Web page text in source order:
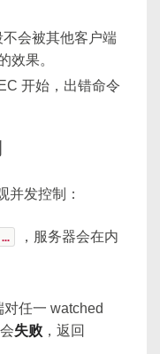
会被其他客户端
效果。
开始，出错命令
并发控制：
，服务器会在内
任一 watched
失败 ，返回